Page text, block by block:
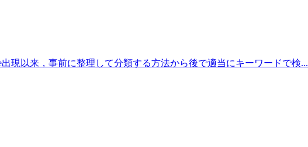
現以来，事前に整理して分類する方法から後で適当にキーワードで検...